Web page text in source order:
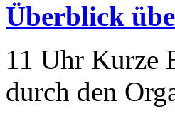
Überblick
11 Uhr Kurze
durch den